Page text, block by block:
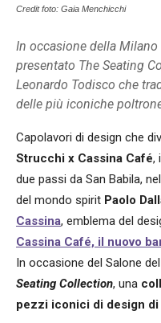
Credit foto: Gaia Menchicchi
In occasione della
presentato The Seating
Leonardo Todisco che
delle più iconiche
Capolavori di design che
Strucchi x Cassina Café,
due passi da San Babila,
del mondo spirit Paolo
Cassina, emblema del
Cassina Café, il nuovo
In occasione del Salone
Seating Collection, una
pezzi iconici di design di